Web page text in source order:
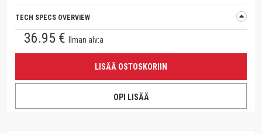
TECH SPECS OVERVIEW
36.95 € Ilman alv:a
LISÄÄ OSTOSKORIIN
OPI LISÄÄ